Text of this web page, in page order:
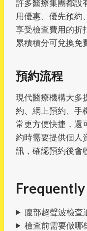
許多醫療集團都設
用優惠、優先預約
享受檢查費用的折
累積積分可兌換免
預約流程
現代醫療機構大多
約、網上預約、手
常更方便快捷，還
約時需要提供個人
訊，確認預約後會
腹部超聲波檢查
檢查前需要做哪